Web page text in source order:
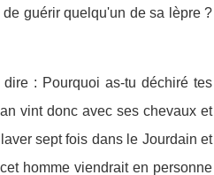
guérir quelqu'un de sa lèpre ?
: Pourquoi as-tu déchiré tes
vint donc avec ses chevaux et
sept fois dans le Jourdain et
homme viendrait en personne